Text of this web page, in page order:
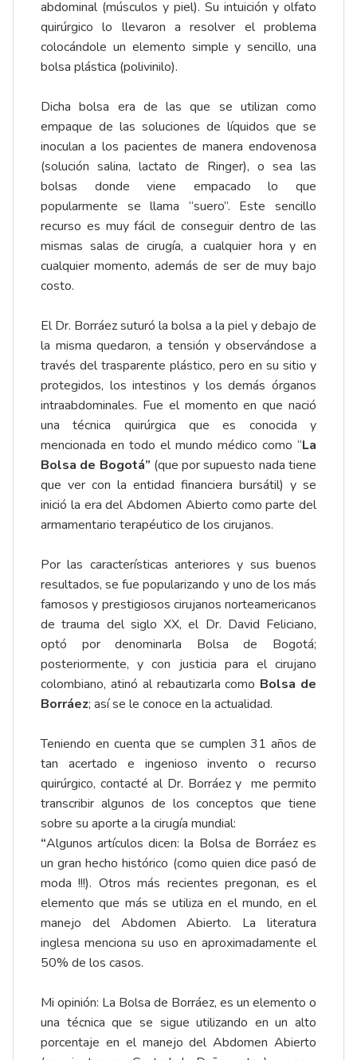
abdominal (músculos y piel). Su intuición y olfato
quirúrgico lo llevaron a resolver el problema
colocándole un elemento simple y sencillo, una
bolsa plástica (polivinilo).
Dicha bolsa era de las que se utilizan como
empaque de las soluciones de líquidos que se
inoculan a los pacientes de manera endovenosa
(solución salina, lactato de Ringer), o sea las
bolsas donde viene empacado lo que
popularmente se llama “suero”. Este sencillo
recurso es muy fácil de conseguir dentro de las
mismas salas de cirugía, a cualquier hora y en
cualquier momento, además de ser de muy bajo
costo.
El Dr. Borráez suturó la bolsa a la piel y debajo de
la misma quedaron, a tensión y observándose a
través del trasparente plástico, pero en su sitio y
protegidos, los intestinos y los demás órganos
intraabdominales. Fue el momento en que nació
una técnica quirúrgica que es conocida y
mencionada en todo el mundo médico como “La
Bolsa de Bogotá” (que por supuesto nada tiene
que ver con la entidad financiera bursátil) y se
inició la era del Abdomen Abierto como parte del
armamentario terapéutico de los cirujanos.
Por las características anteriores y sus buenos
resultados, se fue popularizando y uno de los más
famosos y prestigiosos cirujanos norteamericanos
de trauma del siglo XX, el Dr. David Feliciano,
optó por denominarla Bolsa de Bogotá;
posteriormente, y con justicia para el cirujano
colombiano, atinó al rebautizarla como Bolsa de
Borráez; así se le conoce en la actualidad.
Teniendo en cuenta que se cumplen 31 años de
tan acertado e ingenioso invento o recurso
quirúrgico, contacté al Dr. Borráez y me permito
transcribir algunos de los conceptos que tiene
sobre su aporte a la cirugía mundial:
“Algunos artículos dicen: la Bolsa de Borráez es
un gran hecho histórico (como quien dice pasó de
moda !!!). Otros más recientes pregonan, es el
elemento que más se utiliza en el mundo, en el
manejo del Abdomen Abierto. La literatura
inglesa menciona su uso en aproximadamente el
50% de los casos.
Mi opinión: La Bolsa de Borráez, es un elemento o
una técnica que se sigue utilizando en un alto
porcentaje en el manejo del Abdomen Abierto